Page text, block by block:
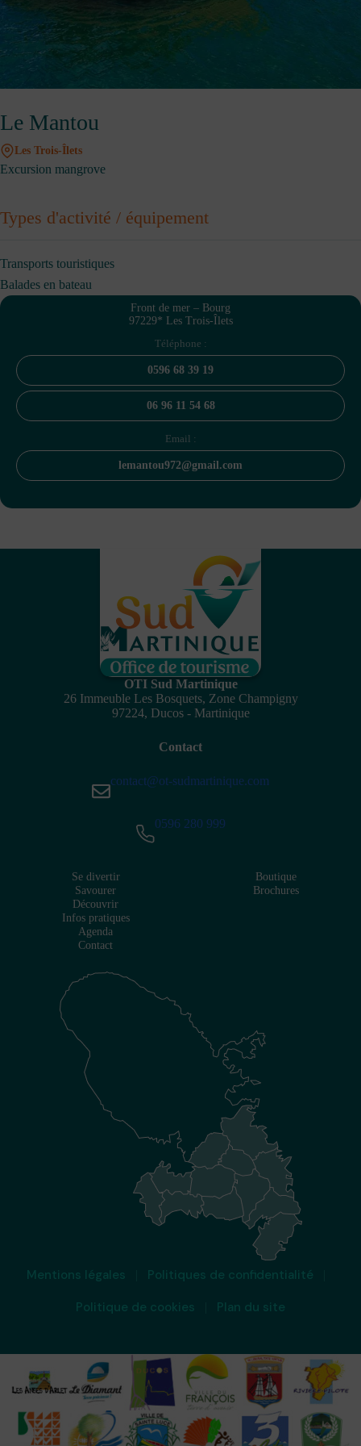
Le Mantou
Les Trois-Îlets
Excursion mangrove
Types d'activité / équipement
Transports touristiques
Balades en bateau
Front de mer – Bourg
97229* Les Trois-Îlets
Téléphone :
0596 68 39 19
06 96 11 54 68
Email :
lemantou972@gmail.com
OTI Sud Martinique
26 Immeuble Les Bosquets, Zone Champigny
97224, Ducos - Martinique
Contact
contact@ot-sudmartinique.com
0596 280 999
Se divertir
Savourer
Découvrir
Infos pratiques
Agenda
Contact
Boutique
Brochures
Mentions légales
Politiques de confidentialité
Politique de cookies
Plan du site